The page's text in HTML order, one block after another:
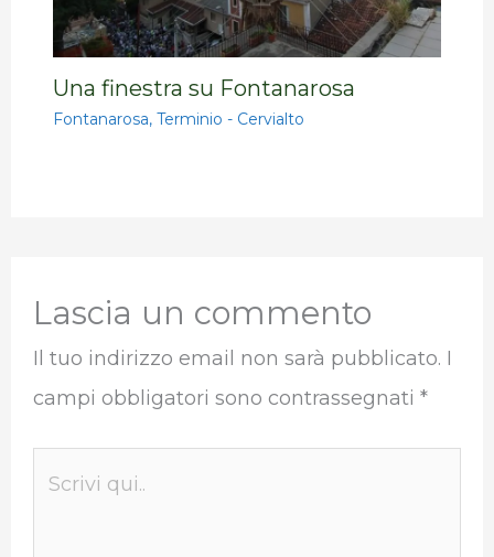
Una finestra su Fontanarosa
Fontanarosa,Terminio - Cervialto
Lascia un commento
Il tuo indirizzo email non sarà pubblicato. I
campi obbligatori sono contrassegnati *